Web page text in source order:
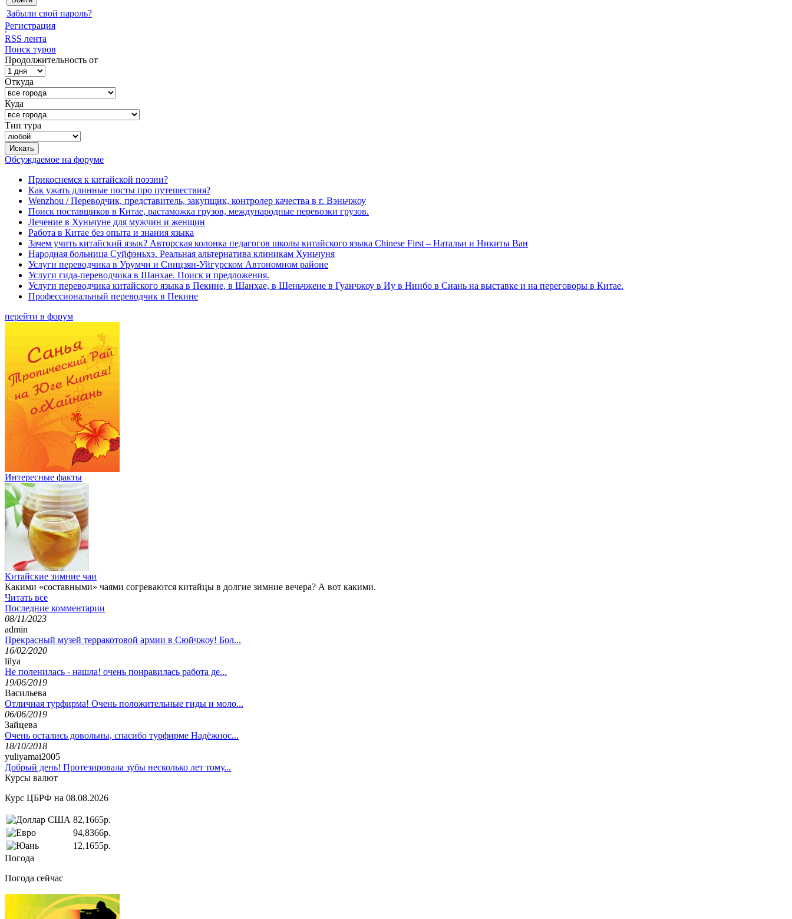
Забыли свой пароль?
Регистрация
RSS лента
Поиск туров
Продолжительность от
Откуда
Куда
Тип тура
Обсуждаемое на форуме
Прикоснемся к китайской поэзии?
Как ужать длинные посты про путешествия?
Wenzhou / Переводчик, представитель, закупщик, контролер качества в г. Вэньчжоу
Поиск поставщиков в Китае, растаможка грузов, международные перевозки грузов.
Лечение в Хуньчуне для мужчин и женщин
Работа в Китае без опыта и знания языка
Зачем учить китайский язык? Авторская колонка педагогов школы китайского языка Chinese First – Натальи и Никиты Ван
Народная больница Суйфэньхэ. Реальная альтернатива клиникам Хуньчуня
Услуги переводчика в Урумчи и Синцзян-Уйгурском Автономном районе
Услуги гида-переводчика в Шанхае. Поиск и предложения.
Услуги переводчика китайского языка в Пекине, в Шанхае, в Шеньчжене в Гуанчжоу в Иу в Нинбо в Сиань на выставке и на переговоры в Китае.
Профессиональный переводчик в Пекине
перейти в форум
Интересные факты
Китайские зимние чаи
Какими «составными» чаями согреваются китайцы в долгие зимние вечера? А вот какими.
Читать все
Последние комментарии
08/11/2023
admin
Прекрасный музей терракотовой армии в Сюйчжоу! Бол...
16/02/2020
lilya
Не поленилась - нашла! очень понравилась работа де...
19/06/2019
Васильева
Отличная турфирма! Очень положительные гиды и моло...
06/06/2019
Зайцева
Очень остались довольны, спасибо турфирме Надёжнос...
18/10/2018
yuliyamai2005
Добрый день! Протезировала зубы несколько лет тому...
Курсы валют
Курс ЦБРФ на 08.08.2026
82,1665р.
94,8366р.
12,1655р.
Погода
Погода сейчас